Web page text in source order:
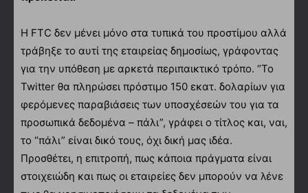
Η FTC δεν μένει μόνο στα τυπικά του προστίμου αλλά
τράβηξε το αυτί της εταιρείας δημοσίως, γράφοντας
για την υπόθεση με αρκετά περιπαικτικό τρόπο. “Το
Twitter θα πληρώσει πρόστιμο 150 εκατ. δολαρίων για
φερόμενες παραβιάσεις των υποσχέσεών του για τα
προσωπικά δεδομένα – πάλι”, γράφει ο τίτλος και, ναι,
το “πάλι” είναι δικό τους, όχι δική μας ιδέα.
Προσθέτει, η επιτροπή, πως κάποια πράγματα είναι
στοιχειώδη και πως οι εταιρείες δεν μπορούν να λένε